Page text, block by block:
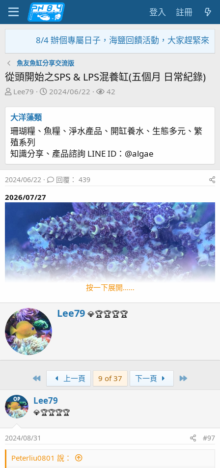
登入 註冊
個專屬日子，海鹽回饋活動，大家趕緊來參加~~~~~
魚友魚缸分享交流版
從頭開始之SPS & LPS混養缸(五個月 日常紀錄)
主
發
起
人
Lee79
開
2024/06/22
關
42
大洋藻類
珊瑚糧、魚糧、淨水產品、開缸養水、生態多元、繁
殖系列
知識分享、產品諮詢 LINE ID：@algae
2024/06/22 回覆： 439
2026/07/27
按一下展開……
W
e
n
b
Lee79 💎🏆🏆🏆🏆
First 上一頁 9 of 37 下一頁
OP Lee79
💎🏆🏆🏆🏆
2024/08/31 #97
Peterliu0801 說：